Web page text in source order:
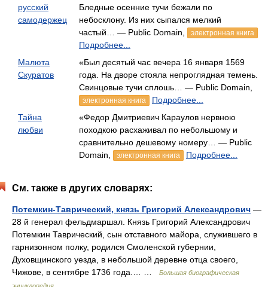
русский
самодержец
Бледные осенние тучи бежали по
небосклону. Из них сыпался мелкий
частый… — Public Domain,
электронная книга
Подробнее...
Малюта
Скуратов
«Был десятый час вечера 16 января 1569
года. На дворе стояла непроглядная темень.
Свинцовые тучи сплошь… — Public Domain,
электронная книга
Подробнее...
Тайна
любви
«Федор Дмитриевич Караулов нервною
походкою расхаживал по небольшому и
сравнительно дешевому номеру… — Public
Domain,
электронная книга Подробнее...
См. также в других словарях:
Потемкин-Таврический, князь Григорий Александрович —
28 й генерал фельдмаршал. Князь Григорий Александрович
Потемкин Таврический, сын отставного майора, служившего в
гарнизонном полку, родился Смоленской губернии,
Духовщинского уезда, в небольшой деревне отца своего,
Чижове, в сентябре 1736 года.… …
Большая биографическая